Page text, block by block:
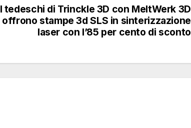
I tedeschi di Trinckle 3D con MeltWerk 3D
offrono stampe 3d SLS in sinterizzazione
laser con l’85 per cento di sconto